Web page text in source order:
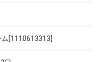
[1110613313]